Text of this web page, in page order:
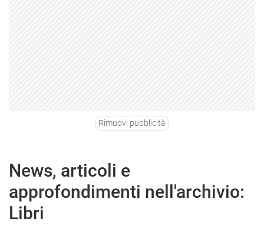
Rimuovi pubblicità
News, articoli e
approfondimenti nell'archivio:
Libri